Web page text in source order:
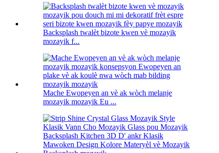
Backsplash twalèt bizote kwen vè mozayik
mozayik f...
Mache Ewopeyen an vè ak wòch melanje
mozayik mozayik Eu ...